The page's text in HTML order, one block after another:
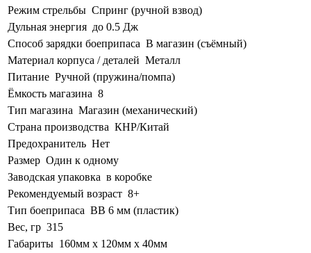
Режим стрельбы Спринг (ручной взвод)
Дульная энергия до 0.5 Дж
Способ зарядки боеприпаса В магазин (съёмный)
Материал корпуса / деталей Металл
Питание Ручной (пружина/помпа)
Ёмкость магазина 8
Тип магазина Магазин (механический)
Страна производства КНР/Китай
Предохранитель Нет
Размер Один к одному
Заводская упаковка в коробке
Рекомендуемый возраст 8+
Тип боеприпаса BB 6 мм (пластик)
Вес, гр 315
Габариты 160мм х 120мм х 40мм